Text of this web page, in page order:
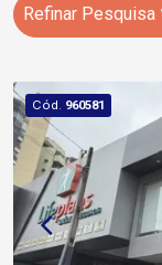
Refinar Pesquisa
Cód. 960581